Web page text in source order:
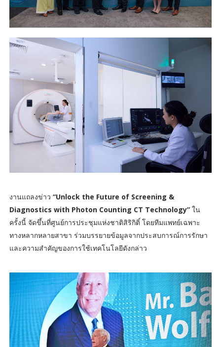
งานแถลงข่าว “Unlock the Future of Screening &
Diagnostics with Photon Counting CT Technology”ใน
ครั้งนี้ จัดขึ้นที่ศูนย์การประชุมแห่งชาติสิริกิติ์ โดยทีมแพทย์เฉพาะ
ทางหลากหลายสาขา ร่วมบรรยายข้อมูลจากประสบการณ์การรักษา
และความสำคัญของการใช้เทคโนโลยีดังกล่าว